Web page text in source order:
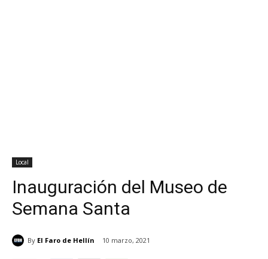
Local
Inauguración del Museo de
Semana Santa
By El Faro de Hellín 10 marzo, 2021